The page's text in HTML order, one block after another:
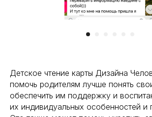
Детское чтение карты Дизайна
помочь родителям лучше понять
обеспечить им поддержку и
их индивидуальных особенностей и